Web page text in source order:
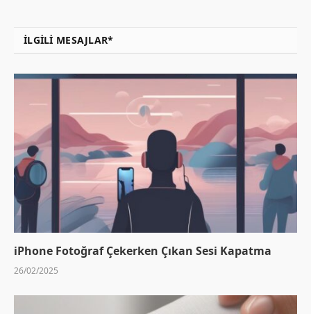
İLGILI MESAJLAR*
iPhone Fotoğraf Çekerken Çıkan Sesi Kapatma
26/02/2025